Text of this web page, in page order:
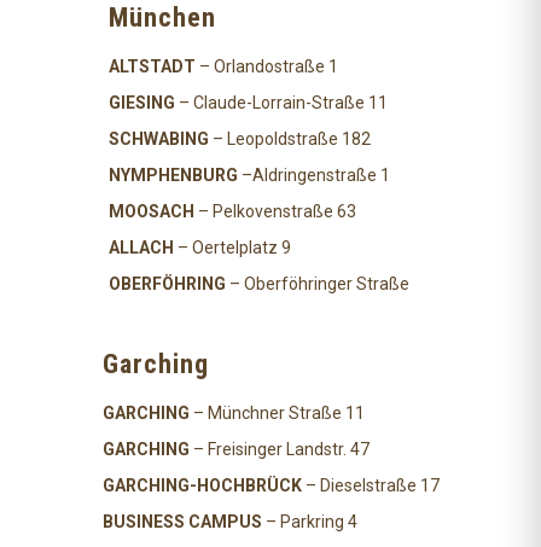
München
ALTSTADT – Orlandostraße 1
GIESING – Claude-Lorrain-Straße 11
SCHWABING – Leopoldstraße 182
NYMPHENBURG –Aldringenstraße 1
MOOSACH – Pelkovenstraße 63
ALLACH – Oertelplatz 9
OBERFÖHRING – Oberföhringer Straße
Garching
GARCHING – Münchner Straße 11
GARCHING – Freisinger Landstr. 47
GARCHING-HOCHBRÜCK– Dieselstraße 17
BUSINESS CAMPUS – Parkring 4